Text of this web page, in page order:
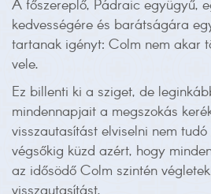
A főszereplő, Pádraic együgyű,
kedvességére és barátságára
tartanak igényt: Colm nem akar
vele.
Ez billenti ki a sziget, de
mindennapjait a megszokás
visszautasítást elviselni nem
végsőkig küzd azért, hogy
az idősödő Colm szintén